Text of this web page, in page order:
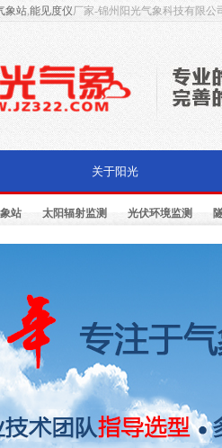
象站,能见度仪厂家-锦州阳光气象科技有限公
关于阳光
站 太阳辐射监测 光伏环境监测